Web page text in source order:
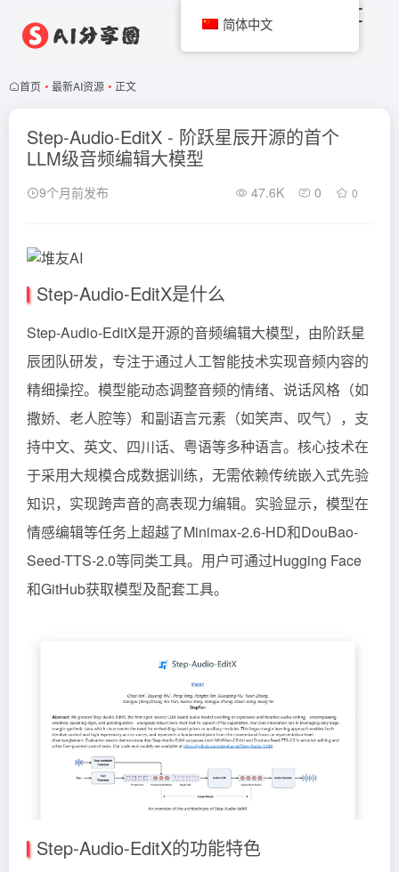
首页 • 最新AI资源 • 正文
Step-Audio-EditX - 阶跃星辰开源的首个
LLM级音频编辑大模型
9个月前发布 47.6K 0 0
Step-Audio-EditX是什么
Step-Audio-EditX是开源的音频编辑大模型，由阶跃星
辰团队研发，专注于通过人工智能技术实现音频内容的
精细操控。模型能动态调整音频的情绪、说话风格（如
撒娇、老人腔等）和副语言元素（如笑声、叹气），支
持中文、英文、四川话、粤语等多种语言。核心技术在
于采用大规模合成数据训练，无需依赖传统嵌入式先验
知识，实现跨声音的高表现力编辑。实验显示，模型在
情感编辑等任务上超越了Minimax-2.6-HD和DouBao-
Seed-TTS-2.0等同类工具。用户可通过Hugging Face
和GitHub获取模型及配套工具。
Step-Audio-EditX的功能特色
简体中文